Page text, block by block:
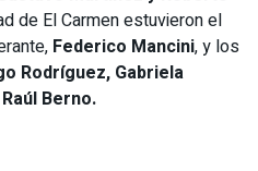
de El Carmen estuvieron el
Federico Mancini, y los
Rodríguez, Gabriela
Berno.